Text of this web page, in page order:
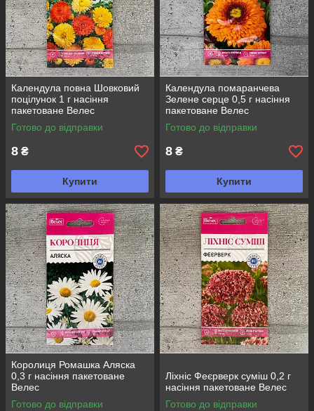
Календула повна Шовковий
поцілунок 1 г насіння
пакетоване Велес
Готово до відправки
8 ₴
Купити
Календула помаранчева
Зелене серце 0,5 г насіння
пакетоване Велес
Готово до відправки
8 ₴
Купити
Королиця Ромашка Аляска
0,3 г насіння пакетоване
Велес
Готово до відправки
Ліхніс Феєрверк суміш 0,2 г
насіння пакетоване Велес
Готово до відправки